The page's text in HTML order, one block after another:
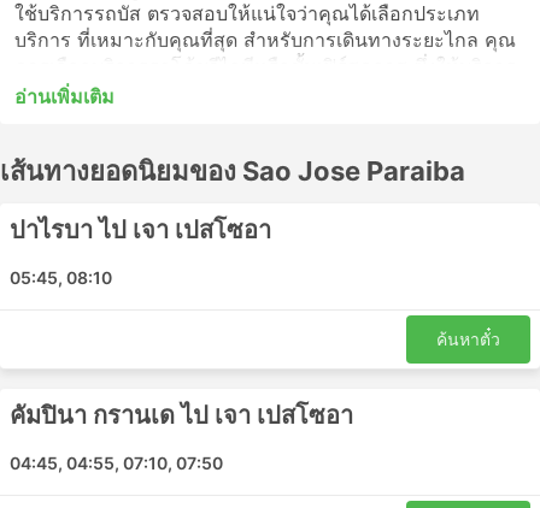
ใช้บริการรถบัส ตรวจสอบให้แน่ใจว่าคุณได้เลือกประเภท
บริการ ที่เหมาะกับคุณที่สุด สำหรับการเดินทางระยะไกล คุณ
แบบไม่แวะพักไปจนถึงจุดหมายปลายทางของคุณ หรือเพียงแค่
สำหรับการเดินทางระยะสั้น แต่การนั่งรถระยะยาวมักไม่ใช่
เนื่องจากจุดหมายปลายทางระยะไกลหลายแห่งให้บริการโดย
มีตู้นอนสำหรับการเดินทางดังกล่าว ทำการจองตั๋วรถโดยสาร
จะช่วยให้คุณเลือกตั๋วโดยสารและชั้นโดยสารที่ดีที่สุดได้
Sao Jose Paraiba สถานียอดนิยม
ได้แก่:
อ่านเพิ่มเติม
เส้นทางยอดนิยมของ Sao Jose Paraiba
ปาไรบา ไป เจา เปสโซอา
05:45, 08:10
ค้นหาตั๋ว
คัมปินา กรานเด ไป เจา เปสโซอา
04:45, 04:55, 07:10, 07:50